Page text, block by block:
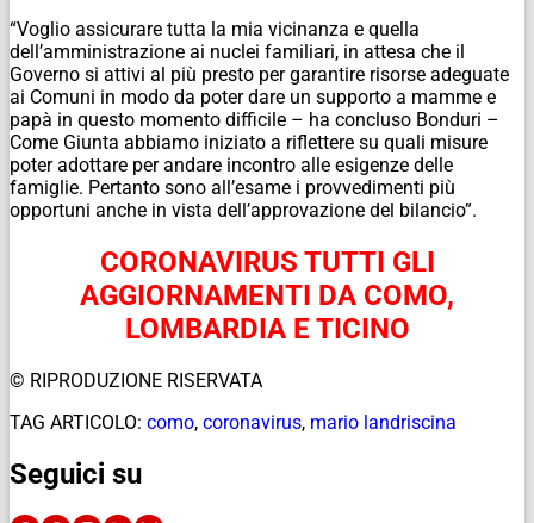
“Voglio assicurare tutta la mia vicinanza e quella
dell’amministrazione ai nuclei familiari, in attesa che il
Governo si attivi al più presto per garantire risorse adeguate
ai Comuni in modo da poter dare un supporto a mamme e
papà in questo momento difficile – ha concluso Bonduri –
Come Giunta abbiamo iniziato a riflettere su quali misure
poter adottare per andare incontro alle esigenze delle
famiglie. Pertanto sono all’esame i provvedimenti più
opportuni anche in vista dell’approvazione del bilancio”.
CORONAVIRUS TUTTI GLI
AGGIORNAMENTI DA COMO,
LOMBARDIA E TICINO
© RIPRODUZIONE RISERVATA
TAG ARTICOLO: como, coronavirus, mario landriscina
Seguici su